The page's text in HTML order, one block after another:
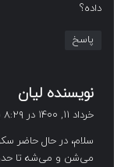
داده؟
پاسخ
نویسنده لیان
ف
:
خرداد ۱۱, ۱۴۰۰ در ۸:۲۹ بعد از ظهر
می‌شن و می‌شه تا حدود